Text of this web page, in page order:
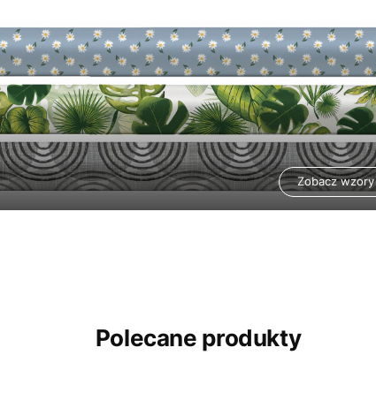
Zobacz wzory
Polecane produkty